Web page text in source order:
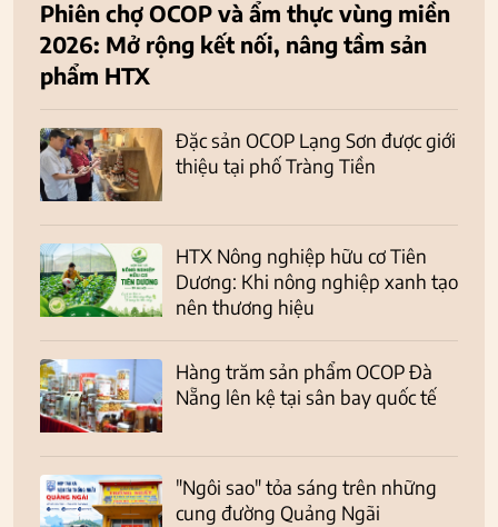
Phiên chợ OCOP và ẩm thực vùng miền
2026: Mở rộng kết nối, nâng tầm sản
phẩm HTX
Đặc sản OCOP Lạng Sơn được giới
thiệu tại phố Tràng Tiền
HTX Nông nghiệp hữu cơ Tiên
Dương: Khi nông nghiệp xanh tạo
nên thương hiệu
Hàng trăm sản phẩm OCOP Đà
Nẵng lên kệ tại sân bay quốc tế
"Ngôi sao" tỏa sáng trên những
cung đường Quảng Ngãi